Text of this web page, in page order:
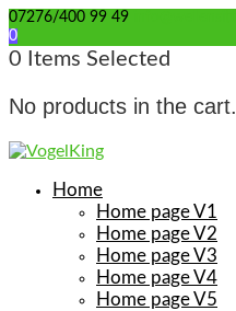
07276/400 99 49
0
0 Items Selected
No products in the cart.
Home
Home page V1
Home page V2
Home page V3
Home page V4
Home page V5